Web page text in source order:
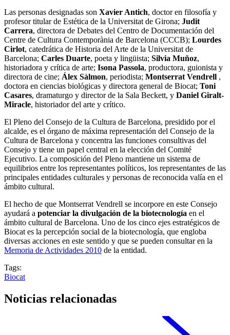
Las personas designadas son Xavier Antich, doctor en filosofía y
profesor titular de Estética de la Universitat de Girona; Judit
Carrera, directora de Debates del Centro de Documentación del
Centre de Cultura Contemporània de Barcelona (CCCB); Lourdes
Cirlot, catedrática de Historia del Arte de la Universitat de
Barcelona; Carles Duarte, poeta y lingüista; Silvia Muñoz,
historiadora y crítica de arte; Isona Passola, productora, guionista y
directora de cine; Álex Sàlmon, periodista; Montserrat Vendrell ,
doctora en ciencias biológicas y directora general de Biocat; Toni
Casares, dramaturgo y director de la Sala Beckett, y Daniel Giralt-
Miracle, historiador del arte y crítico.
El Pleno del Consejo de la Cultura de Barcelona, presidido por el
alcalde, es el órgano de máxima representación del Consejo de la
Cultura de Barcelona y concentra las funciones consultivas del
Consejo y tiene un papel central en la elección del Comité
Ejecutivo. La composición del Pleno mantiene un sistema de
equilibrios entre los representantes políticos, los representantes de las
principales entidades culturales y personas de reconocida valía en el
ámbito cultural.
El hecho de que Montserrat Vendrell se incorpore en este Consejo
ayudará a potenciar la divulgación de la biotecnología en el
ámbito cultural de Barcelona. Uno de los cinco ejes estratégicos de
Biocat es la percepción social de la biotecnología, que engloba
diversas acciones en este sentido y que se pueden consultar en la
Memoria de Actividades 2010 de la entidad.
Tags:
Biocat
Noticias relacionadas